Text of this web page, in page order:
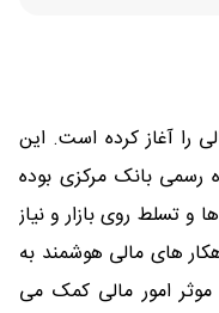
حوزه مالی را آغاز کرده است. این
رسمی بانک مرکزی بوده
تسلط روی بازار و نیاز
های مالی هوشمند به
امور مالی کمک می